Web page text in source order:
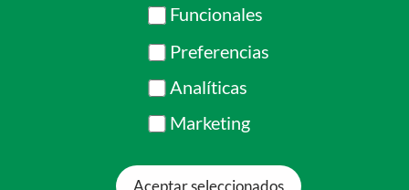
Dr. Tomás Epeldegui
Aceptar seleccionados